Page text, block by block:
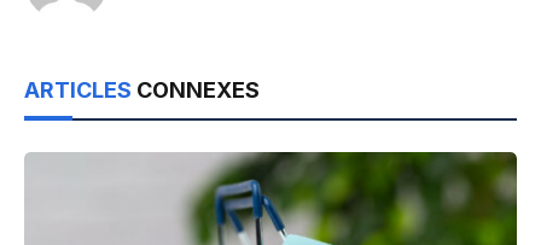
ARTICLES CONNEXES